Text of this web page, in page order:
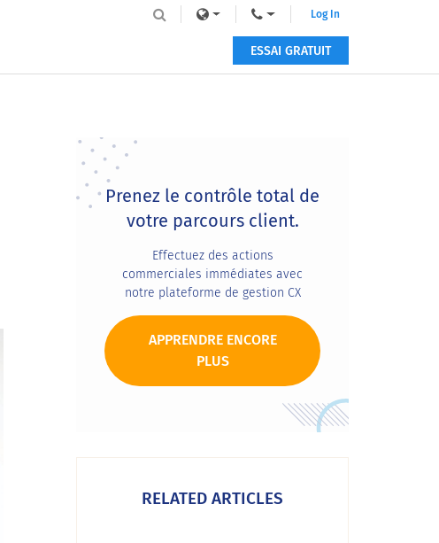
Log In
ESSAI GRATUIT
Primary
Sidebar
Prenez le contrôle total de
votre parcours client.
Effectuez des actions
commerciales immédiates avec
notre plateforme de gestion CX
APPRENDRE ENCORE
PLUS
RELATED ARTICLES